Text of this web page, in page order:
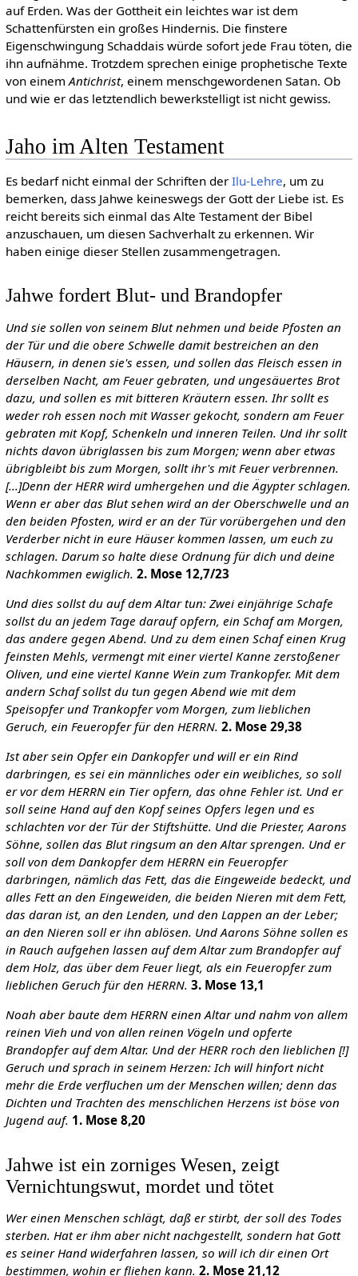
auf Erden. Was der Gottheit ein leichtes war ist dem
Schattenfürsten ein großes Hindernis. Die finstere
Eigenschwingung Schaddais würde sofort jede Frau töten, die
ihn aufnähme. Trotzdem sprechen einige prophetische Texte
von einem Antichrist, einem menschgewordenen Satan. Ob
und wie er das letztendlich bewerkstelligt ist nicht gewiss.
Jaho im Alten Testament
Es bedarf nicht einmal der Schriften der Ilu-Lehre, um zu
bemerken, dass Jahwe keineswegs der Gott der Liebe ist. Es
reicht bereits sich einmal das Alte Testament der Bibel
anzuschauen, um diesen Sachverhalt zu erkennen. Wir
haben einige dieser Stellen zusammengetragen.
Jahwe fordert Blut- und Brandopfer
Und sie sollen von seinem Blut nehmen und beide Pfosten an
der Tür und die obere Schwelle damit bestreichen an den
Häusern, in denen sie's essen, und sollen das Fleisch essen in
derselben Nacht, am Feuer gebraten, und ungesäuertes Brot
dazu, und sollen es mit bitteren Kräutern essen. Ihr sollt es
weder roh essen noch mit Wasser gekocht, sondern am Feuer
gebraten mit Kopf, Schenkeln und inneren Teilen. Und ihr sollt
nichts davon übriglassen bis zum Morgen; wenn aber etwas
übrigbleibt bis zum Morgen, sollt ihr's mit Feuer verbrennen.
[...]Denn der HERR wird umhergehen und die Ägypter schlagen.
Wenn er aber das Blut sehen wird an der Oberschwelle und an
den beiden Pfosten, wird er an der Tür vorübergehen und den
Verderber nicht in eure Häuser kommen lassen, um euch zu
schlagen. Darum so halte diese Ordnung für dich und deine
Nachkommen ewiglich. 2. Mose 12,7/23
Und dies sollst du auf dem Altar tun: Zwei einjährige Schafe
sollst du an jedem Tage darauf opfern, ein Schaf am Morgen,
das andere gegen Abend. Und zu dem einen Schaf einen Krug
feinsten Mehls, vermengt mit einer viertel Kanne zerstoßener
Oliven, und eine viertel Kanne Wein zum Trankopfer. Mit dem
andern Schaf sollst du tun gegen Abend wie mit dem
Speisopfer und Trankopfer vom Morgen, zum lieblichen
Geruch, ein Feueropfer für den HERRN. 2. Mose 29,38
Ist aber sein Opfer ein Dankopfer und will er ein Rind
darbringen, es sei ein männliches oder ein weibliches, so soll
er vor dem HERRN ein Tier opfern, das ohne Fehler ist. Und er
soll seine Hand auf den Kopf seines Opfers legen und es
schlachten vor der Tür der Stiftshütte. Und die Priester, Aarons
Söhne, sollen das Blut ringsum an den Altar sprengen. Und er
soll von dem Dankopfer dem HERRN ein Feueropfer
darbringen, nämlich das Fett, das die Eingeweide bedeckt, und
alles Fett an den Eingeweiden, die beiden Nieren mit dem Fett,
das daran ist, an den Lenden, und den Lappen an der Leber;
an den Nieren soll er ihn ablösen. Und Aarons Söhne sollen es
in Rauch aufgehen lassen auf dem Altar zum Brandopfer auf
dem Holz, das über dem Feuer liegt, als ein Feueropfer zum
lieblichen Geruch für den HERRN. 3. Mose 13,1
Noah aber baute dem HERRN einen Altar und nahm von allem
reinen Vieh und von allen reinen Vögeln und opferte
Brandopfer auf dem Altar. Und der HERR roch den lieblichen [!]
Geruch und sprach in seinem Herzen: Ich will hinfort nicht
mehr die Erde verfluchen um der Menschen willen; denn das
Dichten und Trachten des menschlichen Herzens ist böse von
Jugend auf. 1. Mose 8,20
Jahwe ist ein zorniges Wesen, zeigt
Vernichtungswut, mordet und tötet
Wer einen Menschen schlägt, daß er stirbt, der soll des Todes
sterben. Hat er ihm aber nicht nachgestellt, sondern hat Gott
es seiner Hand widerfahren lassen, so will ich dir einen Ort
bestimmen, wohin er fliehen kann. 2. Mose 21,12